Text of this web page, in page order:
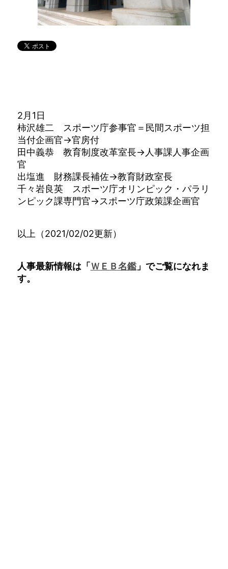
2月1日
柿沢雄二 スポーツ庁参事官＝民間スポーツ担
当付企画官→官房付
田中義恭 教育制度改革室長→人事課人事企画
官
出塩進 財務課長補佐→教育財政室長
千々岩良英 スポーツ庁オリンピック・パラリ
ンピック課専門官→スポーツ庁政策課企画官
以上（2021/02/02更新）
人事最新情報は「 ＷＥＢ名鑑」でご覧になれま
す。